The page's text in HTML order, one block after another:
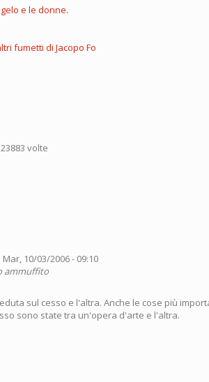
e le donne.
fumetti di Jacopo Fo
volte
Mar, 10/03/2006 - 09:10
ammuffito
sul cesso e l'altra. Anche le cose più
sono state tra un'opera d'arte e l'altra.